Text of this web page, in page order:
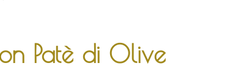
Patè di Olive